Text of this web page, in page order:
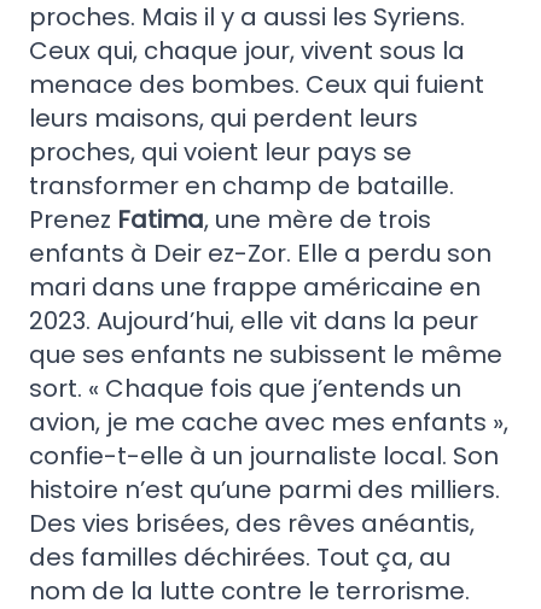
proches. Mais il y a aussi les Syriens.
Ceux qui, chaque jour, vivent sous la
menace des bombes. Ceux qui fuient
leurs maisons, qui perdent leurs
proches, qui voient leur pays se
transformer en champ de bataille.
Prenez Fatima, une mère de trois
enfants à Deir ez-Zor. Elle a perdu son
mari dans une frappe américaine en
2023. Aujourd’hui, elle vit dans la peur
que ses enfants ne subissent le même
sort. « Chaque fois que j’entends un
avion, je me cache avec mes enfants »,
confie-t-elle à un journaliste local. Son
histoire n’est qu’une parmi des milliers.
Des vies brisées, des rêves anéantis,
des familles déchirées. Tout ça, au
nom de la lutte contre le terrorisme.